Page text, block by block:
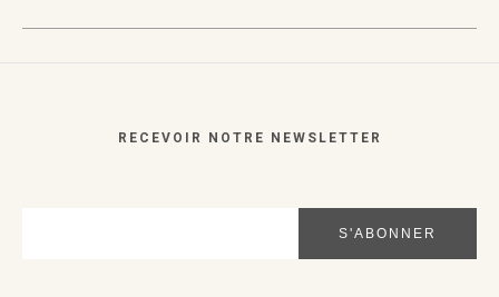
RECEVOIR NOTRE NEWSLETTER